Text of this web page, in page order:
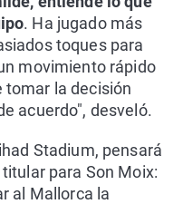
. Ha jugado más
toques para
movimiento rápido
tomar la decisión
acuerdo", desveló.
Stadium, pensará
para Son Moix:
al Mallorca la